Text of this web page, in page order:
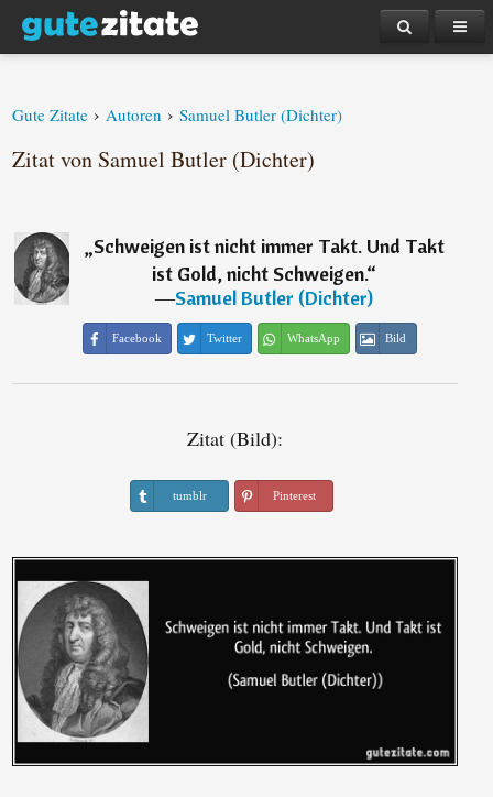
Gute Zitate › Autoren › Samuel Butler (Dichter)
Zitat von Samuel Butler (Dichter)
„Schweigen ist nicht immer Takt. Und Takt
ist Gold, nicht Schweigen.“
―Samuel Butler (Dichter)
Facebook Twitter WhatsApp Bild
Zitat (Bild):
tumblr Pinterest